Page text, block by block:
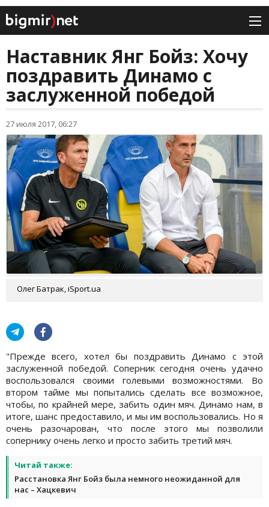
Наставник Янг Бойз: Хочу
поздравить Динамо с
заслуженной победой
27 июля 2017, 06:27
Олег Батрак, iSport.ua
"Прежде всего, хотел бы поздравить Динамо с этой
заслуженной победой. Соперник сегодня очень удачно
воспользовался своими голевыми возможностями. Во
втором тайме мы попытались сделать все возможное,
чтобы, по крайней мере, забить один мяч. Динамо нам, в
итоге, шанс предоставило, и мы им воспользовались. Но я
очень разочарован, что после этого мы позволили
сопернику очень легко и просто забить третий мяч.
Читай также:
Расстановка Янг Бойз была немного неожиданной для
нас – Хацкевич